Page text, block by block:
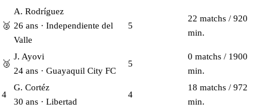
🥈
A. Rodríguez
26 ans · Independiente del
Valle
5
22 matchs / 920
min.
🥉
J. Ayovi
24 ans · Guayaquil City FC
5
0 matchs / 1900
min.
4
G. Cortéz
30 ans · Libertad
4
18 matchs / 972
min.